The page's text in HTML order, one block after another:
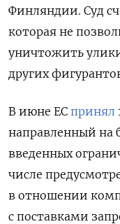
Финляндии. Суд
которая не
уничтожить
других
В июне ЕС принял
направленный на
введенных
числе
в отношении
с поставками